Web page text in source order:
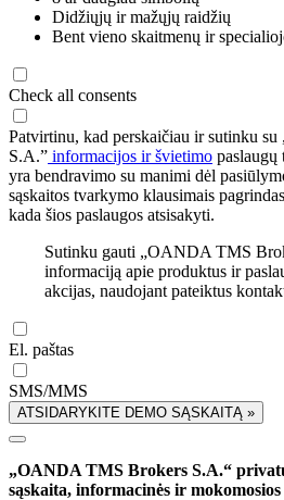
Didžiųjų ir mažųjų raidžių
Bent vieno skaitmenų ir
Check all consents
Patvirtinu, kad perskaičiau ir sutinku
S.A.” informacijos ir švietimo paslaugų
yra bendravimo su manimi dėl
sąskaitos tvarkymo klausimais
kada šios paslaugos atsisakyti.
Sutinku gauti „OANDA TMS
informaciją apie produktus ir
akcijas, naudojant pateiktus
El. paštas
SMS/MMS
ATSIDARYKITE DEMO SĄSKAITĄ »
„OANDA TMS Brokers S.A.“
sąskaita, informacinės ir mokomosios